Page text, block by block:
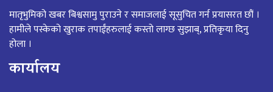
मातृभुमिको खबर बिश्वसामु पुराउने र समाजलाई सूसुचित गर्न प्रयासरत छौं ।
हामीले पस्केको खुराक तपाईंहरुलाई कस्तो लाग्छ सुझाब्, प्रतिकृया दिनु
होला ।
कार्यालय